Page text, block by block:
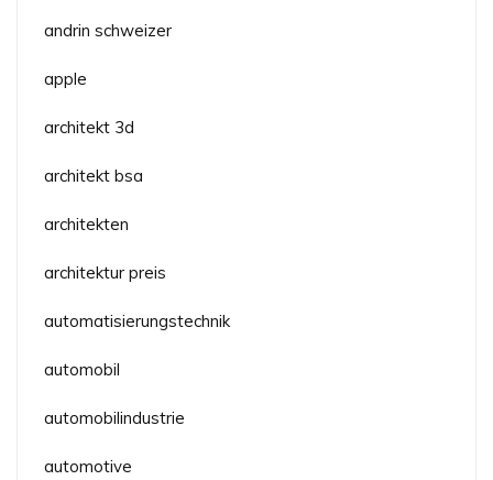
andrin schweizer
apple
architekt 3d
architekt bsa
architekten
architektur preis
automatisierungstechnik
automobil
automobilindustrie
automotive